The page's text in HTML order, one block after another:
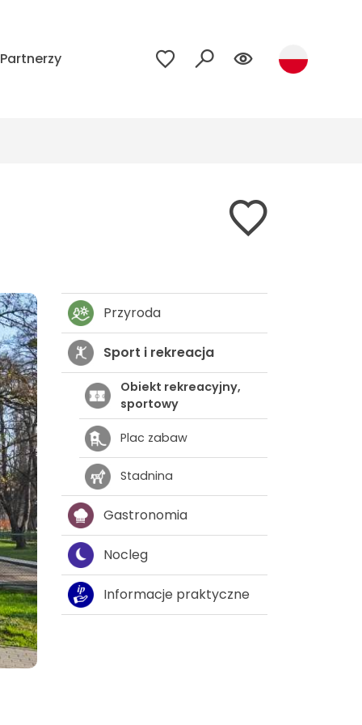
Partnerzy
Przyroda
Sport i rekreacja
Obiekt rekreacyjny,
sportowy
Plac zabaw
Stadnina
Gastronomia
Nocleg
Informacje praktyczne